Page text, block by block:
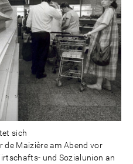
sich
Maizière am Abend vor
und Sozialunion an